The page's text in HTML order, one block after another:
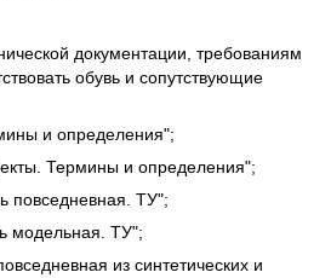
документации, требованиям
обувь и сопутствующие
и определения";
Термины и определения";
повседневная. ТУ";
модельная. ТУ";
из синтетических и